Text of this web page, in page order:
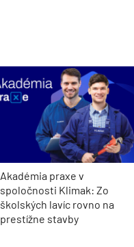
Akadémia praxe v
spoločnosti Klimak: Zo
školských lavíc rovno na
prestížne stavby